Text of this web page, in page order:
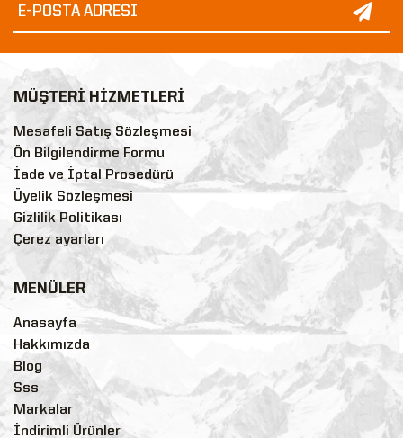
MÜŞTERİ HİZMETLERİ
Mesafeli Satış Sözleşmesi
Ön Bilgilendirme Formu
İade ve İptal Prosedürü
Üyelik Sözleşmesi
Gizlilik Politikası
Çerez ayarları
MENÜLER
Anasayfa
Hakkımızda
Blog
Sss
Markalar
İndirimli Ürünler